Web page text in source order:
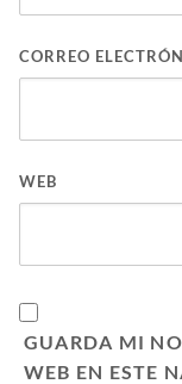
CORREO
WEB
GUARDA MI
WEB EN ESTE